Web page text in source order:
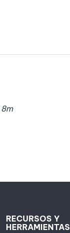
8m
RECURSOS Y
HERRAMIENTAS